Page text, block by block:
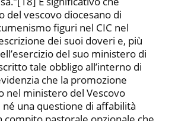
del vescovo diocesano di
figuri nel CIC nel
dei suoi doveri e, più
del suo ministero di
tale obbligo all’interno di
che la promozione
nel ministero del Vescovo
né una questione di affabilità